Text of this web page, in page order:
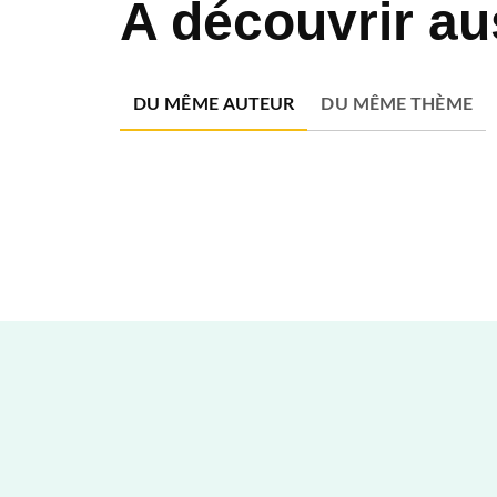
A découvrir
DU MÊME AUTEUR DU MÊME THÈME